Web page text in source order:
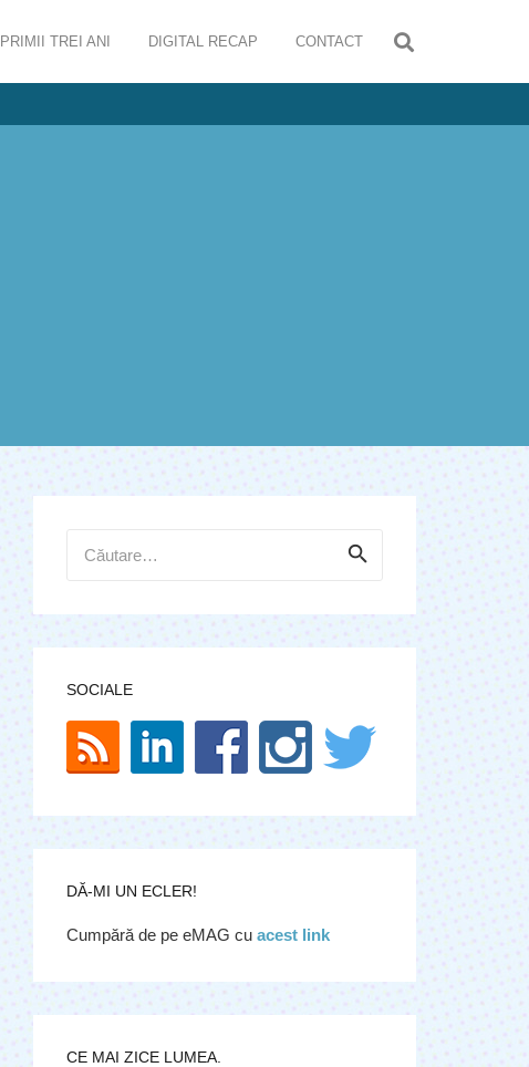
PRIMII TREI ANI DIGITAL RECAP CONTACT
după:
SOCIALE
DĂ-MI UN ECLER!
Cumpără de pe eMAG cu acest link
CE MAI ZICE LUMEA.